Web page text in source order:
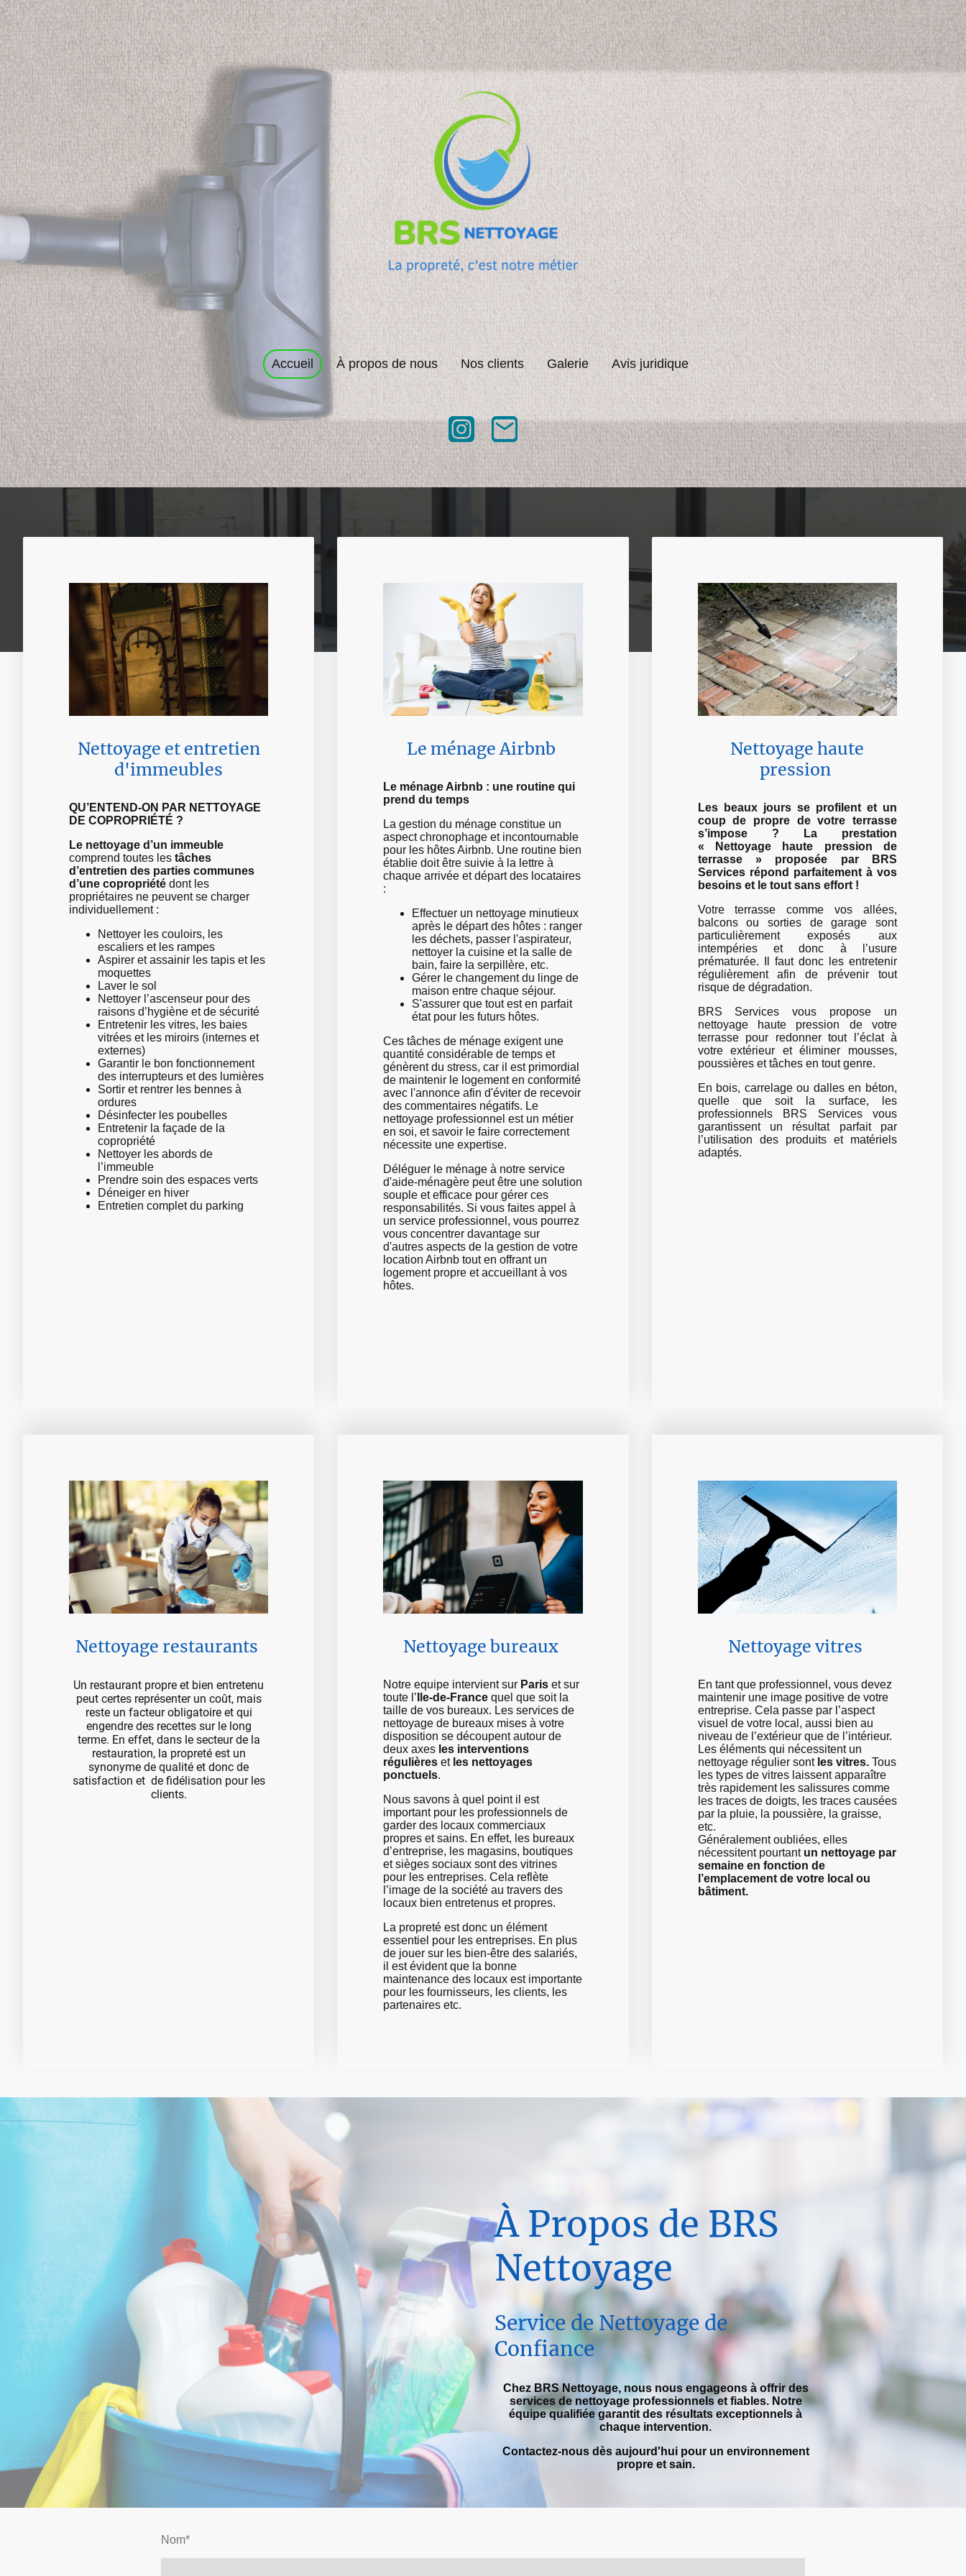
Accueil À propos de nous Nos clients Galerie Avis juridique
Nettoyage et entretien
d'immeubles
QU’ENTEND-ON PAR NETTOYAGE
DE COPROPRIÉTÉ ?
Le nettoyage d’un immeuble
comprend toutes les tâches
d’entretien des parties communes
d’une copropriété dont les
propriétaires ne peuvent se charger
individuellement :
Nettoyer les couloirs, les
escaliers et les rampes
Aspirer et assainir les tapis et les
moquettes
Laver le sol
Nettoyer l’ascenseur pour des
raisons d’hygiène et de sécurité
Entretenir les vitres, les baies
vitrées et les miroirs (internes et
externes)
Garantir le bon fonctionnement
des interrupteurs et des lumières
Sortir et rentrer les bennes à
ordures
Désinfecter les poubelles
Entretenir la façade de la
copropriété
Nettoyer les abords de
l’immeuble
Prendre soin des espaces verts
Déneiger en hiver
Entretien complet du parking
Le ménage Airbnb
Le ménage Airbnb : une routine qui
prend du temps
La gestion du ménage constitue un
aspect chronophage et incontournable
pour les hôtes Airbnb. Une routine bien
établie doit être suivie à la lettre à
chaque arrivée et départ des locataires
:
Effectuer un nettoyage minutieux
après le départ des hôtes : ranger
les déchets, passer l'aspirateur,
nettoyer la cuisine et la salle de
bain, faire la serpillère, etc.
Gérer le changement du linge de
maison entre chaque séjour.
S'assurer que tout est en parfait
état pour les futurs hôtes.
Ces tâches de ménage exigent une
quantité considérable de temps et
génèrent du stress, car il est primordial
de maintenir le logement en conformité
avec l'annonce afin d'éviter de recevoir
des commentaires négatifs. Le
nettoyage professionnel est un métier
en soi, et savoir le faire correctement
nécessite une expertise.
Déléguer le ménage à notre service
d'aide-ménagère peut être une solution
souple et efficace pour gérer ces
responsabilités. Si vous faites appel à
un service professionnel, vous pourrez
vous concentrer davantage sur
d'autres aspects de la gestion de votre
location Airbnb tout en offrant un
logement propre et accueillant à vos
hôtes.
Nettoyage haute
pression
Les beaux jours se profilent et un
coup de propre de votre terrasse
s’impose ? La prestation
« Nettoyage haute pression de
terrasse » proposée par BRS
Services répond parfaitement à vos
besoins et le tout sans effort !
Votre terrasse comme vos allées,
balcons ou sorties de garage sont
particulièrement exposés aux
intempéries et donc à l’usure
prématurée. Il faut donc les entretenir
régulièrement afin de prévenir tout
risque de dégradation.
BRS Services vous propose un
nettoyage haute pression de votre
terrasse pour redonner tout l’éclat à
votre extérieur et éliminer mousses,
poussières et tâches en tout genre.
En bois, carrelage ou dalles en béton,
quelle que soit la surface, les
professionnels BRS Services vous
garantissent un résultat parfait par
l’utilisation des produits et matériels
adaptés.
Nettoyage restaurants
Un restaurant propre et bien entretenu
peut certes représenter un coût, mais
reste un facteur obligatoire et qui
engendre des recettes sur le long
terme. En effet, dans le secteur de la
restauration, la propreté est un
synonyme de qualité et donc de
satisfaction et de fidélisation pour les
clients.
Nettoyage bureaux
Notre equipe intervient sur Paris et sur
toute l’ Ile-de-France quel que soit la
taille de vos bureaux. Les services de
nettoyage de bureaux mises à votre
disposition se découpent autour de
deux axes les interventions
régulières et les nettoyages
ponctuels.
Nous savons à quel point il est
important pour les professionnels de
garder des locaux commerciaux
propres et sains. En effet, les bureaux
d’entreprise, les magasins, boutiques
et sièges sociaux sont des vitrines
pour les entreprises. Cela reflète
l’image de la société au travers des
locaux bien entretenus et propres.
La propreté est donc un élément
essentiel pour les entreprises. En plus
de jouer sur les bien-être des salariés,
il est évident que la bonne
maintenance des locaux est importante
pour les fournisseurs, les clients, les
partenaires etc.
Nettoyage vitres
En tant que professionnel, vous devez
maintenir une image positive de votre
entreprise. Cela passe par l’aspect
visuel de votre local, aussi bien au
niveau de l’extérieur que de l’intérieur.
Les éléments qui nécessitent un
nettoyage régulier sontles vitres. Tous
les types de vitres laissent apparaître
très rapidement les salissures comme
les traces de doigts, les traces causées
par la pluie, la poussière, la graisse,
etc.
Généralement oubliées, elles
nécessitent pourtant un nettoyage par
semaine en fonction de
l’emplacement de votre local ou
bâtiment.
À Propos de BRS
Nettoyage
Service de Nettoyage de
Confiance
Chez BRS Nettoyage, nous nous engageons à offrir des
services de nettoyage professionnels et fiables. Notre
équipe qualifiée garantit des résultats exceptionnels à
chaque intervention.
Contactez-nous dès aujourd'hui pour un environnement
propre et sain.
Nom*